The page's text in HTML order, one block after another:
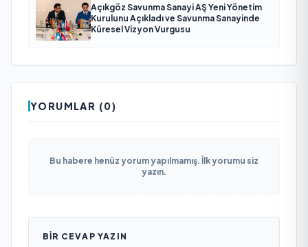
Açıkgöz Savunma Sanayi AŞ Yeni Yönetim
Kurulunu Açıkladı ve Savunma Sanayinde
Küresel Vizyon Vurgusu
YORUMLAR (0)
Bu habere henüz yorum yapılmamış. İlk yorumu siz
yazın.
BIR CEVAP YAZIN